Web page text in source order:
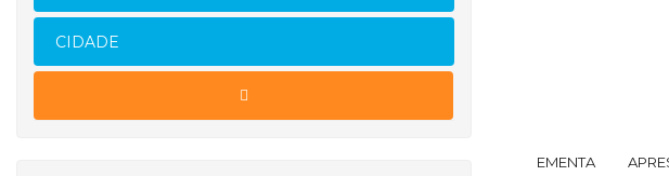
CIDADE
EMENTA